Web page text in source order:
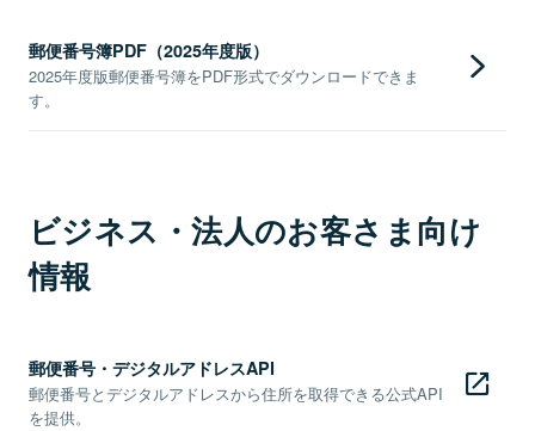
郵便番号簿PDF（2025年度版）
2025年度版郵便番号簿をPDF形式でダウンロードできま
す。
ビジネス・法人のお客さま向け
情報
郵便番号・デジタルアドレスAPI
郵便番号とデジタルアドレスから住所を取得できる公式API
を提供。